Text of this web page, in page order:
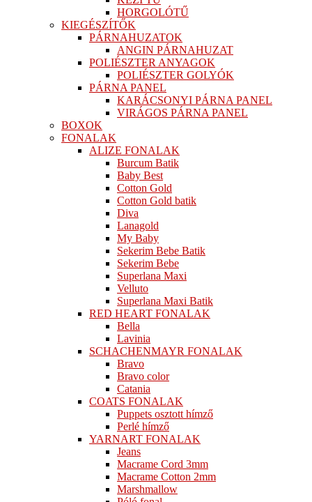
HORGOLÓTŰ
KIEGÉSZÍTŐK
PÁRNAHUZATOK
ANGIN PÁRNAHUZAT
POLIÉSZTER ANYAGOK
POLIÉSZTER GOLYÓK
PÁRNA PANEL
KARÁCSONYI PÁRNA PANEL
VIRÁGOS PÁRNA PANEL
BOXOK
FONALAK
ALIZE FONALAK
Burcum Batik
Baby Best
Cotton Gold
Cotton Gold batik
Diva
Lanagold
My Baby
Sekerim Bebe Batik
Sekerim Bebe
Superlana Maxi
Velluto
Superlana Maxi Batik
RED HEART FONALAK
Bella
Lavinia
SCHACHENMAYR FONALAK
Bravo
Bravo color
Catania
COATS FONALAK
Puppets osztott hímző
Perlé hímző
YARNART FONALAK
Jeans
Macrame Cord 3mm
Macrame Cotton 2mm
Marshmallow